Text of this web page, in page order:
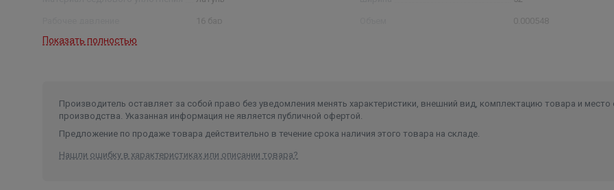
16 бар
Рабочая температура
0.000548
Показать полностью
Производитель оставляет за собой право без уведомления менять характеристики, внешний вид, комплектацию товара и место
производства. Указанная информация не является публичной офертой.
Предложение по продаже товара действительно в течение срока наличия этого товара на складе.
Нашли ошибку в характеристиках или описании товара?